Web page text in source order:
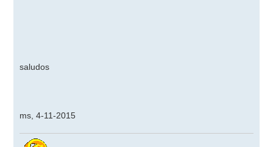
saludos
ms, 4-11-2015